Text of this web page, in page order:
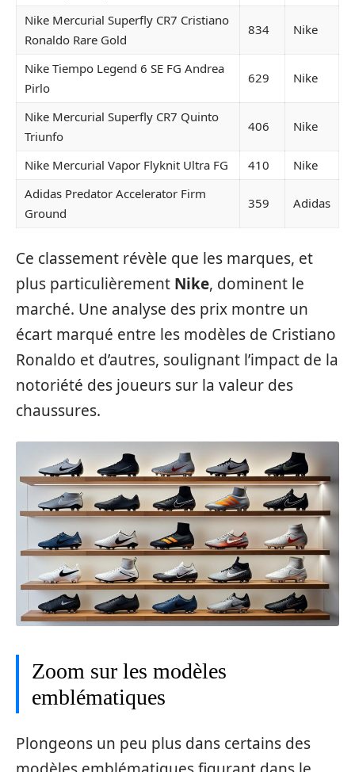
Nike Mercurial Superfly CR7 Cristiano
Ronaldo Rare Gold
834 Nike
Nike Tiempo Legend 6 SE FG Andrea
Pirlo
629 Nike
Nike Mercurial Superfly CR7 Quinto
Triunfo
406 Nike
Nike Mercurial Vapor Flyknit Ultra FG 410
Nike
Adidas Predator Accelerator Firm
Ground
359 Adidas
Ce classement révèle que les marques, et
plus particulièrement Nike, dominent le
marché. Une analyse des prix montre un
écart marqué entre les modèles de Cristiano
Ronaldo et d’autres, soulignant l’impact de la
notoriété des joueurs sur la valeur des
chaussures.
Zoom sur les modèles
emblématiques
Plongeons un peu plus dans certains des